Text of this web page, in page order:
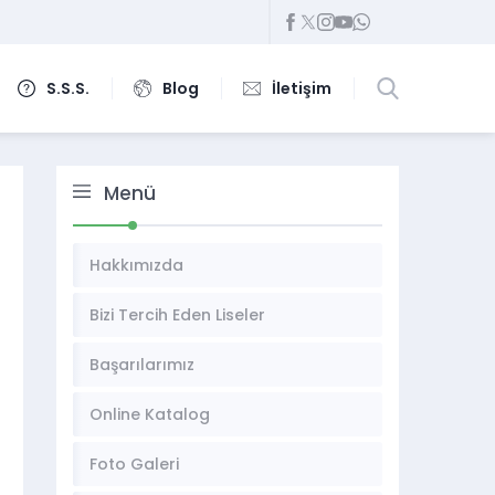
S.S.S. Blog İletişim
Menü
Hakkımızda
Bizi Tercih Eden Liseler
Başarılarımız
Online Katalog
Foto Galeri